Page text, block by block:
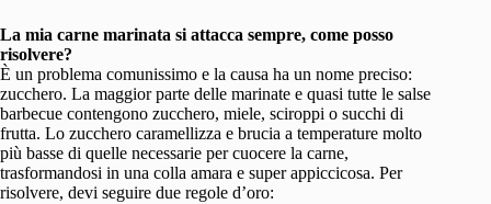
La mia carne marinata si attacca sempre, come posso
risolvere?
È un problema comunissimo e la causa ha un nome preciso:
zucchero. La maggior parte delle marinate e quasi tutte le salse
barbecue contengono zucchero, miele, sciroppi o succhi di
frutta. Lo zucchero caramellizza e brucia a temperature molto
più basse di quelle necessarie per cuocere la carne,
trasformandosi in una colla amara e super appiccicosa. Per
risolvere, devi seguire due regole d’oro: